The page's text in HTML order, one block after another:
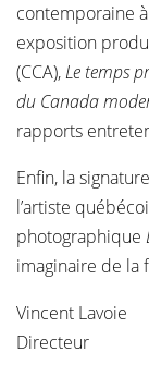
contemporaine
exposition
(CCA),Le temps
du Canada
rapports
Enfin, la
l’artiste
photographique
imaginaire de la
Vincent Lavoie
Directeur